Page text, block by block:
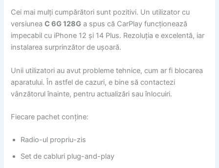
Cei mai mulți cumpărători sunt pozitivi. Un utilizator cu
versiuneaC 6G 128G a spus că CarPlay funcționează
impecabil cu iPhone 12 și 14 Plus. Rezoluția e excelentă, iar
instalarea surprinzător de ușoară.
Unii utilizatori au avut probleme tehnice, cum ar fi blocarea
aparatului. În astfel de cazuri, e bine să contactezi
vânzătorul înainte, pentru actualizări sau înlocuiri.
Fiecare pachet conține:
Radio-ul propriu-zis
Set de cabluri plug-and-play